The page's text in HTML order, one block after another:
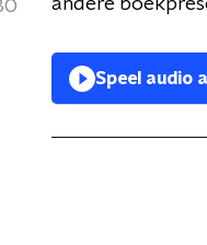
andere
Speel audio